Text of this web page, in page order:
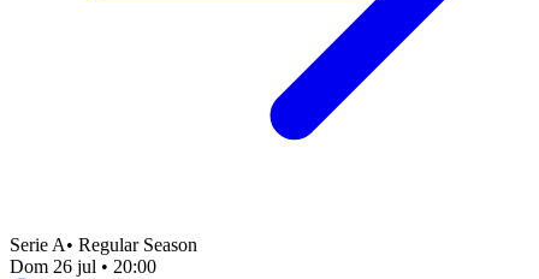
Serie A• Regular Season
Dom 26 jul • 20:00